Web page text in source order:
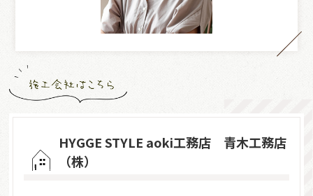
HYGGE STYLE aoki工務店 青木工務店
（株）